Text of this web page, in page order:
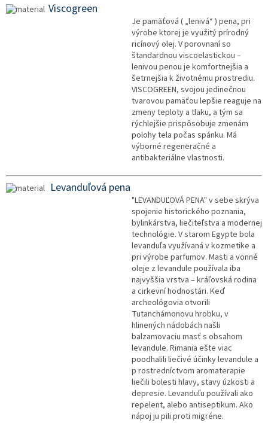
Viscogreen
Je pamäťová ( „lenivá“ ) pena, pri
výrobe ktorej je využitý prírodný
ricínový olej. V porovnaní so
štandardnou viscoelastickou –
lenivou penou je komfortnejšia a
šetrnejšia k životnému prostrediu.
VISCOGREEN, svojou jedinečnou
tvarovou pamäťou lepšie reaguje na
zmeny teploty a tlaku, a tým sa
rýchlejšie prispôsobuje zmenám
polohy tela počas spánku. Má
výborné regeneračné a
antibakteriálne vlastnosti.
Levanduľová pena
"LEVANDUĽOVÁ PENA" v sebe skrýva
spojenie historického poznania,
bylinkárstva, liečiteľstva a modernej
technológie. V starom Egypte bola
levanduľa využívaná v kozmetike a
pri výrobe parfumov. Masti a vonné
oleje z levandule používala iba
najvyššia vrstva – kráľovská rodina
a cirkevní hodnostári. Keď
archeológovia otvorili
Tutanchámonovu hrobku, v
hlinených nádobách našli
balzamovaciu masť s obsahom
levandule. Rimania ešte viac
poodhalili liečivé účinky levandule a
p rostredníctvom aromaterapie
liečili bolesti hlavy, stavy úzkosti a
depresie. Levanduľu používali ako
repelent, alebo antiseptikum. Ako
nápoj ju pili proti migréne.